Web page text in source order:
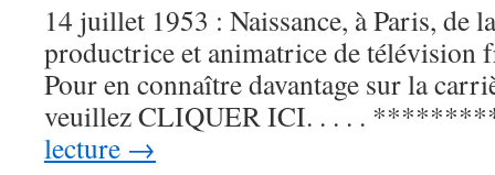
14 juillet 1953 : Naissance, à Paris, de
productrice et animatrice de télévision
Pour en connaître davantage sur la
veuillez CLIQUER ICI. . . . .
lecture →